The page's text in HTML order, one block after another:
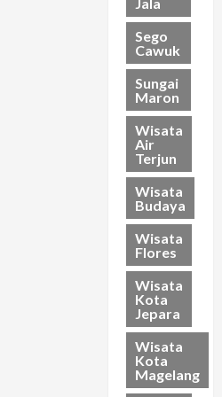
Sego
Cawuk
Sungai
Maron
Wisata
Air
Terjun
Wisata
Budaya
Wisata
Flores
Wisata
Kota
Jepara
Wisata
Kota
Magelang